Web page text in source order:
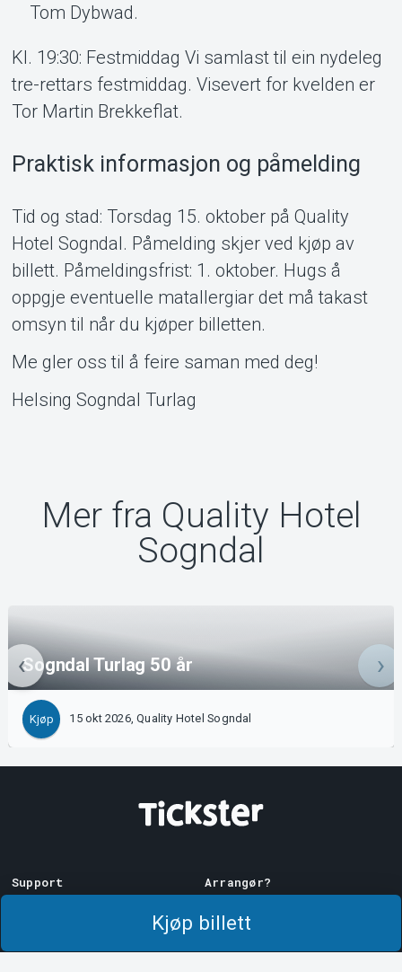
Kjøp billett
Tom Dybwad.
Kl. 19:30: Festmiddag Vi samlast til ein nydeleg
tre-rettars festmiddag. Visevert for kvelden er
Tor Martin Brekkeflat.
Praktisk informasjon og påmelding
Tid og stad: Torsdag 15. oktober på Quality
Hotel Sogndal. Påmelding skjer ved kjøp av
billett. Påmeldingsfrist: 1. oktober. Hugs å
oppgje eventuelle matallergiar det må takast
omsyn til når du kjøper billetten.
Me gler oss til å feire saman med deg!
Helsing Sogndal Turlag
Mer fra Quality Hotel
Sogndal
Sogndal Turlag 50 år
Kjøp 15 okt 2026, Quality Hotel Sogndal
Support
Kjøps- og
Arrangør?
Logg inn på Manager
System Support